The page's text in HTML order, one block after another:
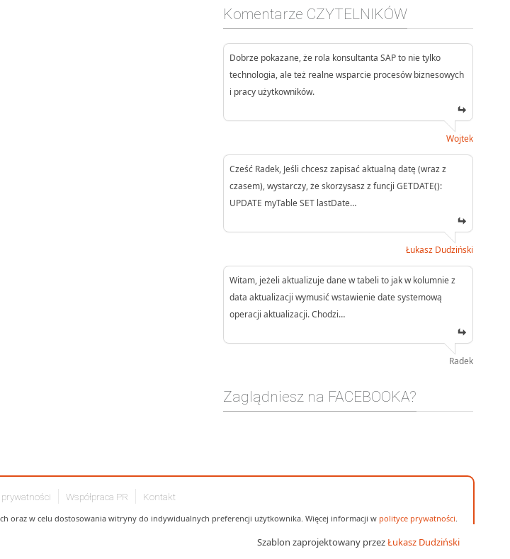
Komentarze CZYTELNIKÓW
Dobrze pokazane, że rola konsultanta SAP to nie tylko
technologia, ale też realne wsparcie procesów biznesowych
i pracy użytkowników.
Wojtek
Cześć Radek, Jeśli chcesz zapisać aktualną datę (wraz z
czasem), wystarczy, że skorzysasz z funcji GETDATE():
UPDATE myTable SET lastDate…
Łukasz Dudziński
Witam, jeżeli aktualizuje dane w tabeli to jak w kolumnie z
data aktualizacji wymusić wstawienie date systemową
operacji aktualizacji. Chodzi…
Radek
Zaglądniesz na FACEBOOKA?
Współpraca PR Kontakt
oraz w celu dostosowania witryny do indywidualnych preferencji użytkownika. Więcej informacji w polityce prywatności
Szablon zaprojektowany przezŁukasz Dudziński